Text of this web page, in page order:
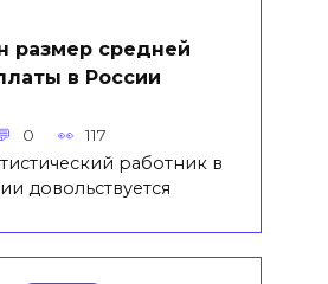
размер средней
в России
0 117
работник в
довольствуется